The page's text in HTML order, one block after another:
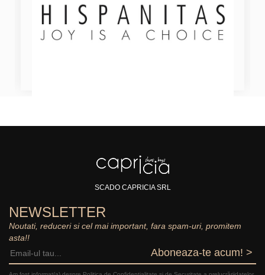
SCADO CAPRICIA SRL
NEWSLETTER
Noutati, reduceri si cel mai important, fara spam-uri, promitem
asta!!
Aboneaza-te acum! >